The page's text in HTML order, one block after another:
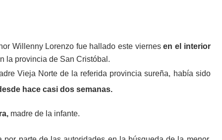
Willenny Lorenzo fue hallado este viernesen el interior
la provincia de San Cristóbal.
Vieja Norte de la referida provincia sureña, había sido
hace casi dos semanas.
madre de la infante.